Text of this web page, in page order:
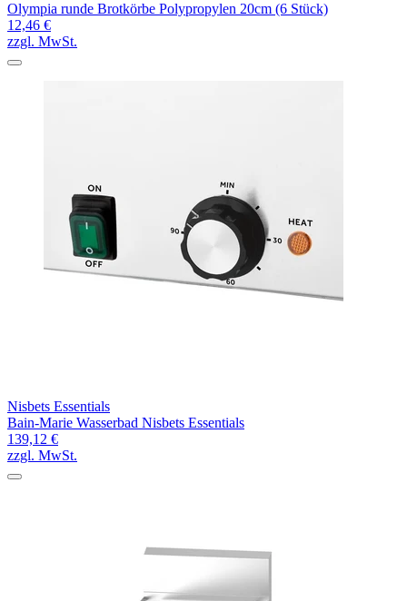
Olympia runde Brotkörbe Polypropylen 20cm (6 Stück)
12,46 €
zzgl. MwSt.
Nisbets Essentials
Bain-Marie Wasserbad Nisbets Essentials
139,12 €
zzgl. MwSt.